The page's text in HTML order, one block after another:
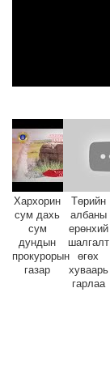
Хархорин
сум дахь
сум
дундын
прокурорын
газар
Төрийн
албаны
ерөнхий
шалгалт
өгөх
хуваарь
гарлаа